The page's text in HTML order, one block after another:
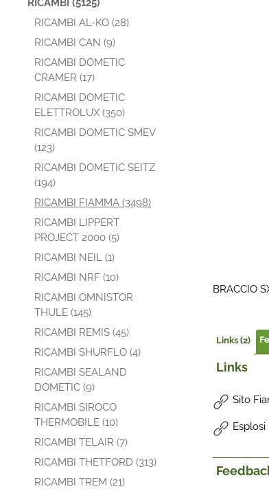
RICAMBI (5125)
RICAMBI AL-KO (28)
RICAMBI CAN (9)
RICAMBI DOMETIC
CRAMER (17)
RICAMBI DOMETIC
ELETTROLUX (350)
RICAMBI DOMETIC SMEV
(123)
RICAMBI DOMETIC SEITZ
(194)
RICAMBI FIAMMA (3498)
RICAMBI LIPPERT
PROJECT 2000 (5)
RICAMBI NEIL (1)
RICAMBI NRF (10)
RICAMBI OMNISTOR
THULE (145)
RICAMBI REMIS (45)
RICAMBI SHURFLO (4)
RICAMBI SEALAND
DOMETIC (9)
RICAMBI SIROCO
THERMOBILE (10)
RICAMBI TELAIR (7)
RICAMBI THETFORD (313)
RICAMBI TREM (21)
BRACCIO
Links (2)
Links
Sito